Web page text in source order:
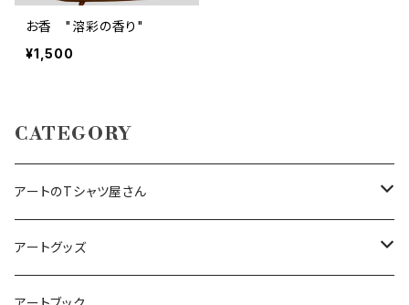
お香 "溶彩の香り"
¥1,500
CATEGORY
アートのTシャツ屋さん
ビッグシルエットロングスリーブ Tシャツ
犬アート（BostonterrierArt）
Tシャツ
アートグッズ
アートキーホルダー